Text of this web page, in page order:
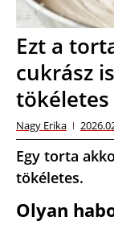
Ezt a
cukrász
Nagy Erika
Egy torta
tökéletes.
Olyan